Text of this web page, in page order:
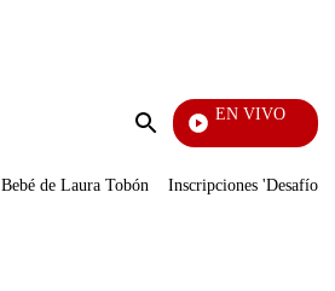
Enviar
EN VIVO
Noticias Caracol
Bebé de Laura Tobón Inscripciones 'Desafío'